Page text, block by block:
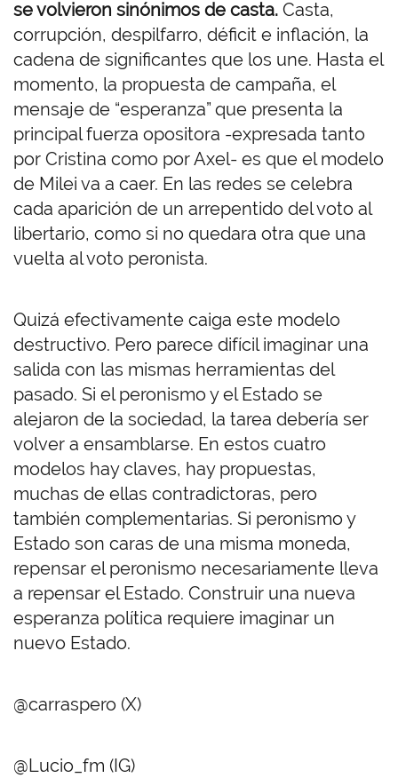
se volvieron sinónimos de casta. Casta,
corrupción, despilfarro, déficit e inflación, la
cadena de significantes que los une. Hasta el
momento, la propuesta de campaña, el
mensaje de “esperanza” que presenta la
principal fuerza opositora -expresada tanto
por Cristina como por Axel- es que el modelo
de Milei va a caer. En las redes se celebra
cada aparición de un arrepentido del voto al
libertario, como si no quedara otra que una
vuelta al voto peronista.
Quizá efectivamente caiga este modelo
destructivo. Pero parece difícil imaginar una
salida con las mismas herramientas del
pasado. Si el peronismo y el Estado se
alejaron de la sociedad, la tarea debería ser
volver a ensamblarse. En estos cuatro
modelos hay claves, hay propuestas,
muchas de ellas contradictoras, pero
también complementarias. Si peronismo y
Estado son caras de una misma moneda,
repensar el peronismo necesariamente lleva
a repensar el Estado. Construir una nueva
esperanza política requiere imaginar un
nuevo Estado.
@carraspero (X)
@Lucio_fm (IG)